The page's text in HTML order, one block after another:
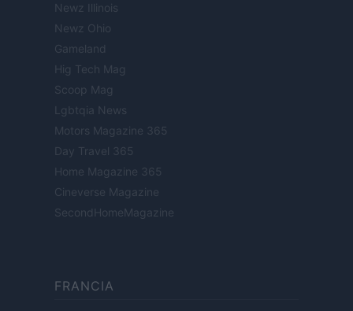
Newz Illinois
Newz Ohio
Gameland
Hig Tech Mag
Scoop Mag
Lgbtqia News
Motors Magazine 365
Day Travel 365
Home Magazine 365
Cineverse Magazine
SecondHomeMagazine
FRANCIA